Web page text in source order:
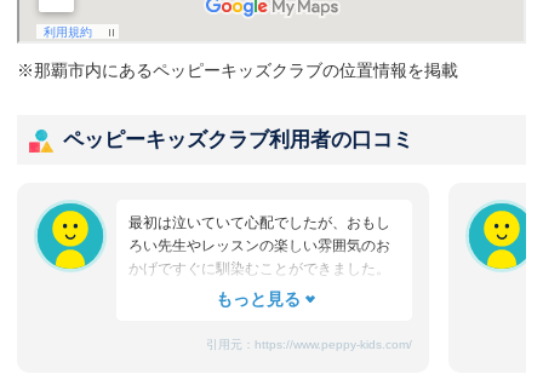
※那覇市内にあるペッピーキッズクラブの位置情報を掲載
ペッピーキッズクラブ利用者の口コミ
最初は泣いていて心配でしたが、おもし
ろい先生やレッスンの楽しい雰囲気のお
かげですぐに馴染むことができました。
たまにママと離れるときに嫌がることも
れ、お迎えのときはいつも笑顔です。
引用元： https://www.peppy-kids.com/